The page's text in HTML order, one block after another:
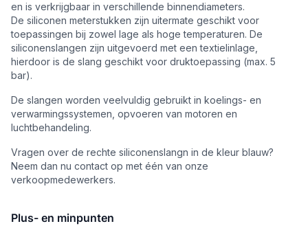
en is verkrijgbaar in verschillende binnendiameters.
De siliconen meterstukken zijn uitermate geschikt voor
toepassingen bij zowel lage als hoge temperaturen. De
siliconenslangen zijn uitgevoerd met een textielinlage,
hierdoor is de slang geschikt voor druktoepassing (max. 5
bar).
De slangen worden veelvuldig gebruikt in koelings- en
verwarmingssystemen, opvoeren van motoren en
luchtbehandeling.
Vragen over de rechte siliconenslangn in de kleur blauw?
Neem dan nu contact op met één van onze
verkoopmedewerkers.
Plus- en minpunten